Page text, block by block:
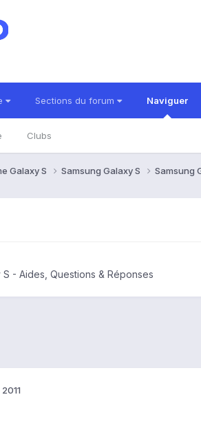
Sections du forum Naviguer
Clubs
Galaxy S Samsung Galaxy S Samsung
S - Aides, Questions & Réponses